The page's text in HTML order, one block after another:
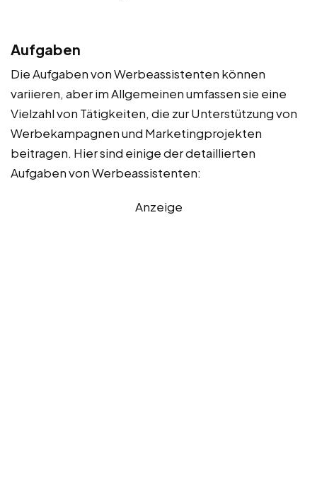
Aufgaben
Die Aufgaben von Werbeassistenten können
variieren, aber im Allgemeinen umfassen sie eine
Vielzahl von Tätigkeiten, die zur Unterstützung von
Werbekampagnen und Marketingprojekten
beitragen. Hier sind einige der detaillierten
Aufgaben von Werbeassistenten:
Anzeige